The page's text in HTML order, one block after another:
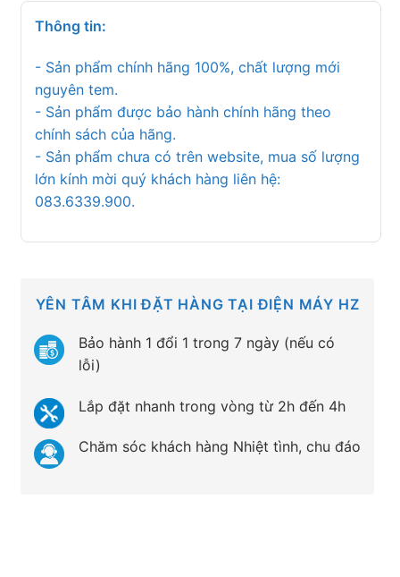
Thông tin:
- Sản phẩm chính hãng 100%, chất lượng mới
nguyên tem.
- Sản phẩm được bảo hành chính hãng theo
chính sách của hãng.
- Sản phẩm chưa có trên website, mua số lượng
lớn kính mời quý khách hàng liên hệ:
083.6339.900.
YÊN TÂM KHI ĐẶT HÀNG TẠI ĐIỆN MÁY HZ
Bảo hành 1 đổi 1 trong 7 ngày (nếu có
lỗi)
Lắp đặt nhanh trong vòng từ 2h đến 4h
Chăm sóc khách hàng Nhiệt tình, chu đáo